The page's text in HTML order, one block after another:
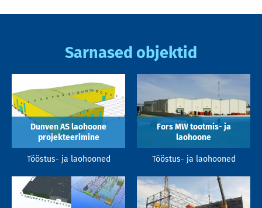
Sarnased objektid
Dunven AS laohoone
projekteerimine
Tööstus- ja laohooned
Fors MW tootmis- ja
laohoone
Tööstus- ja laohooned